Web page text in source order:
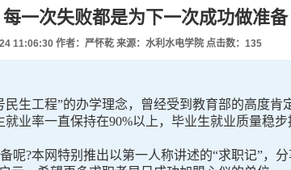
一次失败都是为下一次成功做准备
11:06:30作者：严怀乾 来源：水利水电学院 点击数： 135
生工程”的办学理念，曾经受到教育部的高度肯
业率一直保持在90%以上，毕业生就业质量稳
?本网特别推出以第一人称讲述的“求职记”，